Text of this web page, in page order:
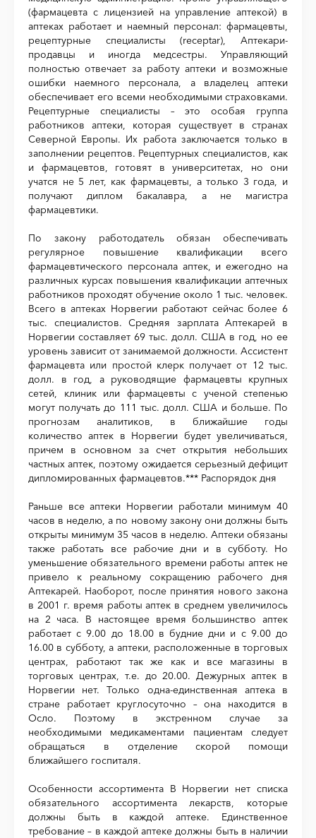
(фармацевта с лицензией на управление аптекой) в
аптеках работает и наемный персонал: фармацевты,
рецептурные специалисты (receptar), Аптекари-
продавцы и иногда медсестры. Управляющий
полностью отвечает за работу аптеки и возможные
ошибки наемного персонала, а владелец аптеки
обеспечивает его всеми необходимыми страховками.
Рецептурные специалисты – это особая группа
работников аптеки, которая существует в странах
Северной Европы. Их работа заключается только в
заполнении рецептов. Рецептурных специалистов, как
и фармацевтов, готовят в университетах, но они
учатся не 5 лет, как фармацевты, а только 3 года, и
получают диплом бакалавра, а не магистра
фармацевтики.
По закону работодатель обязан обеспечивать
регулярное повышение квалификации всего
фармацевтического персонала аптек, и ежегодно на
различных курсах повышения квалификации аптечных
работников проходят обучение около 1 тыс. человек.
Всего в аптеках Норвегии работают сейчас более 6
тыс. специалистов. Средняя зарплата Аптекарей в
Норвегии составляет 69 тыс. долл. США в год, но ее
уровень зависит от занимаемой должности. Ассистент
фармацевта или простой клерк получает от 12 тыс.
долл. в год, а руководящие фармацевты крупных
сетей, клиник или фармацевты с ученой степенью
могут получать до 111 тыс. долл. США и больше. По
прогнозам аналитиков, в ближайшие годы
количество аптек в Норвегии будет увеличиваться,
причем в основном за счет открытия небольших
частных аптек, поэтому ожидается серьезный дефицит
дипломированных фармацевтов.*** Распорядок дня
Раньше все аптеки Норвегии работали минимум 40
часов в неделю, а по новому закону они должны быть
открыты минимум 35 часов в неделю. Аптеки обязаны
также работать все рабочие дни и в субботу. Но
уменьшение обязательного времени работы аптек не
привело к реальному сокращению рабочего дня
Аптекарей. Наоборот, после принятия нового закона
в 2001 г. время работы аптек в среднем увеличилось
на 2 часа. В настоящее время большинство аптек
работает с 9.00 до 18.00 в будние дни и с 9.00 до
16.00 в субботу, а аптеки, расположенные в торговых
центрах, работают так же как и все магазины в
торговых центрах, т.е. до 20.00. Дежурных аптек в
Норвегии нет. Только одна-единственная аптека в
стране работает круглосуточно – она находится в
Осло. Поэтому в экстренном случае за
необходимыми медикаментами пациентам следует
обращаться в отделение скорой помощи
ближайшего госпиталя.
Особенности ассортимента В Норвегии нет списка
обязательного ассортимента лекарств, которые
должны быть в каждой аптеке. Единственное
требование – в каждой аптеке должны быть в наличии